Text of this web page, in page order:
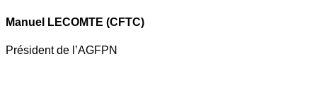
Manuel LECOMTE (CFTC)
Président de l’AGFPN